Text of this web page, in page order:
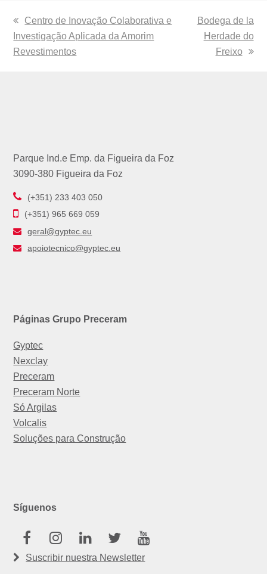
previous
post:
Centro de Inovação Colaborativa e
Investigação Aplicada da Amorim
Revestimentos
next
post:
Bodega de la
Herdade do
Freixo
Parque Ind.e Emp. da Figueira da Foz
3090-380 Figueira da Foz
(+351) 233 403 050
(+351) 965 669 059
geral@gyptec.eu
apoiotecnico@gyptec.eu
Páginas Grupo Preceram
Gyptec
Nexclay
Preceram
Preceram Norte
Só Argilas
Volcalis
Soluções para Construção
Síguenos
FacebookInstagram
LinkedinTwitter
Suscribir nuestra Newsletter